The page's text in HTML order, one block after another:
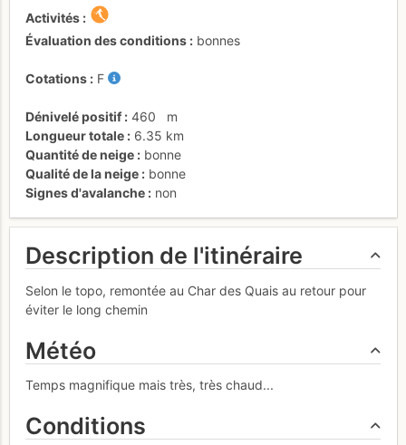
Activités
Évaluation des conditions
bonnes
Cotations F
Dénivelé positif 460
m
Longueur totale
6.35 km
Quantité de neige
bonne
Qualité de la neige
bonne
Signes d'avalanche
non
Description de l'itinéraire
Selon le topo, remontée au Char des Quais au retour pour
éviter le long chemin
Météo
Temps magnifique mais très, très chaud...
Conditions